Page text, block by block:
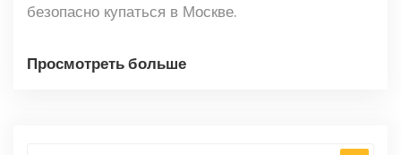
безопасно купаться в Москве.
Просмотреть больше